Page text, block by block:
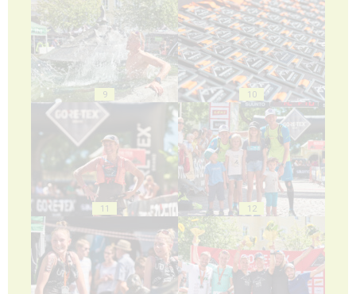
9 10
11 12